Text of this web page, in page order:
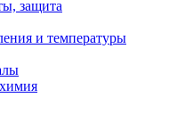
защита
и температуры